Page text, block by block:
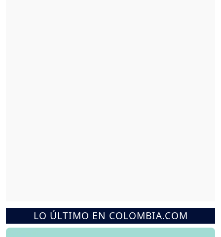
LO ÚLTIMO EN COLOMBIA.COM